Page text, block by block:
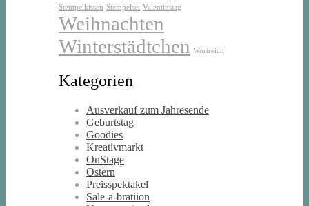
Stempelkissen Stempelset Valentinstag
Weihnachten
Winterstädtchen Wortreich
Kategorien
Ausverkauf zum Jahresende
Geburtstag
Goodies
Kreativmarkt
OnStage
Ostern
Preisspektakel
Sale-a-bratiion